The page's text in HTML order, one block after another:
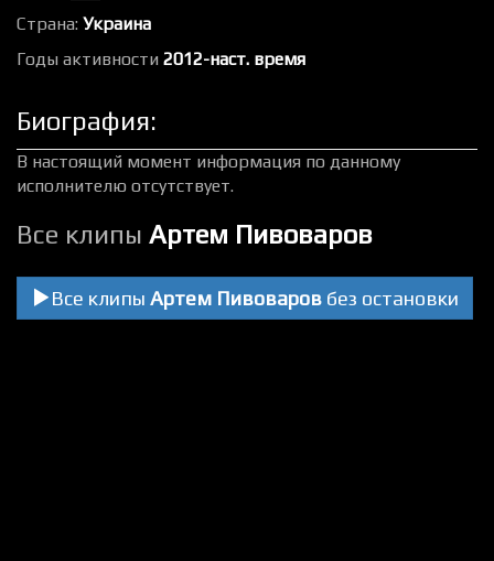
Страна: Украина
Годы активности 2012-наст. время
Биография:
В настоящий момент информация по данному
исполнителю отсутствует.
Все клипы Артем Пивоваров
Все клипы Артем Пивоваров без остановки